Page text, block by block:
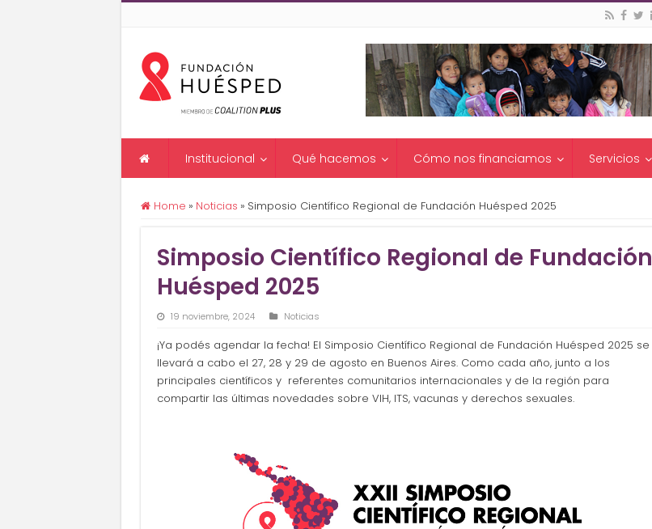
Institucional Qué hacemos Cómo nos financiamos Servicios
Home » Noticias » Simposio Científico Regional de Fundación Huésped 2025
Simposio Científico Regional de Fundación
Huésped 2025
19 noviembre, 2024 Noticias
¡Ya podés agendar la fecha! El Simposio Científico Regional de Fundación Huésped 2025 se
llevará a cabo el 27, 28 y 29 de agosto en Buenos Aires. Como cada año, junto a los
principales científicos y referentes comunitarios internacionales y de la región para
compartir las últimas novedades sobre VIH, ITS, vacunas y derechos sexuales.